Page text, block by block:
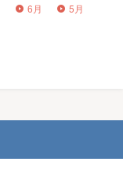
6月
5月